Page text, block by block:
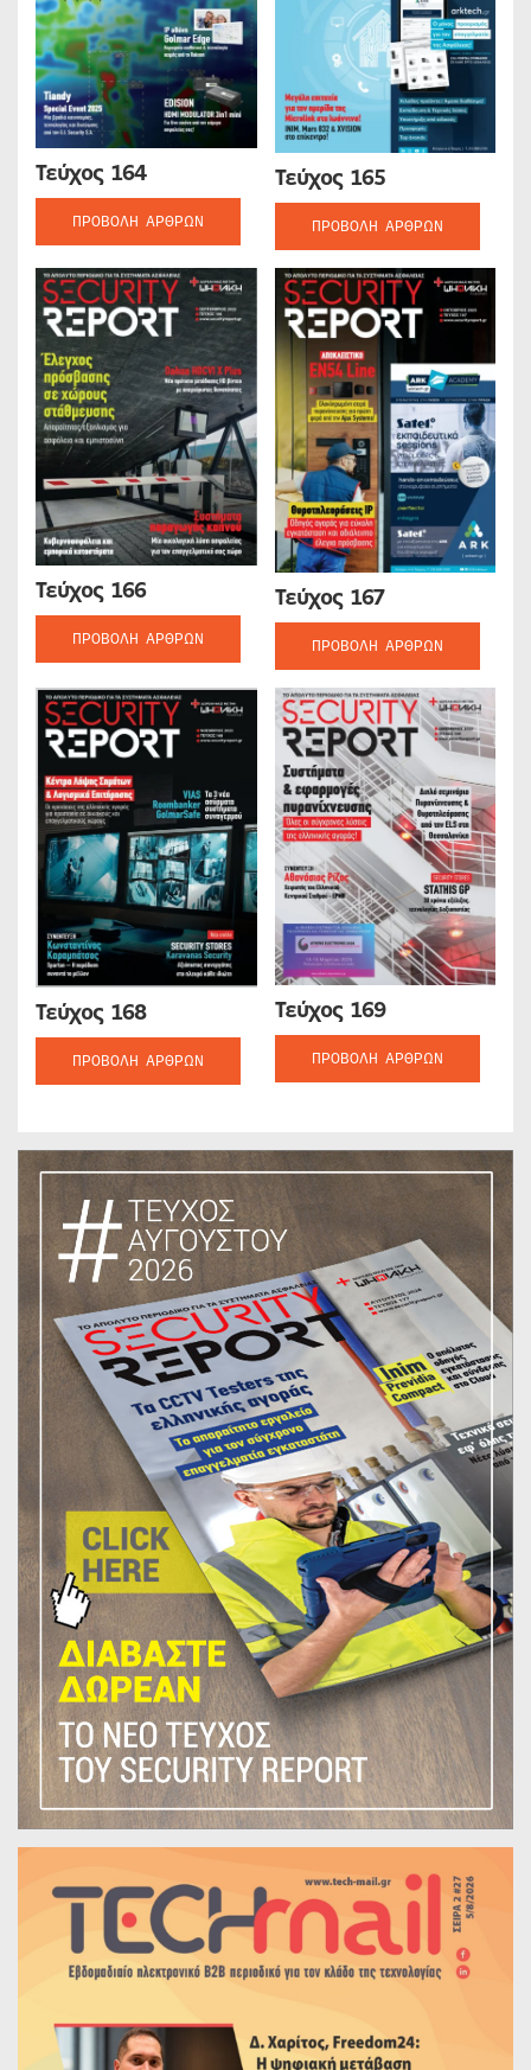
Τεύχος 164
ΠΡΟΒΟΛΉ ΆΡΘΡΩΝ
Τεύχος 165
ΠΡΟΒΟΛΉ ΆΡΘΡΩΝ
Τεύχος 166
ΠΡΟΒΟΛΉ ΆΡΘΡΩΝ
Τεύχος 167
ΠΡΟΒΟΛΉ ΆΡΘΡΩΝ
Τεύχος 168
ΠΡΟΒΟΛΉ ΆΡΘΡΩΝ
Τεύχος 169
ΠΡΟΒΟΛΉ ΆΡΘΡΩΝ